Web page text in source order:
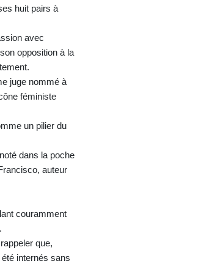
huit pairs à
avec
opposition à la
juge nommé à
féministe
un pilier du
dans la poche
auteur
couramment
que,
internés sans